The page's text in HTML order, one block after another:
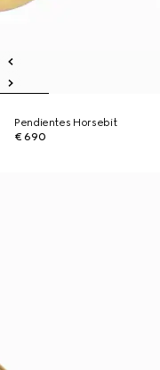
Pendientes Horsebit
€ 690